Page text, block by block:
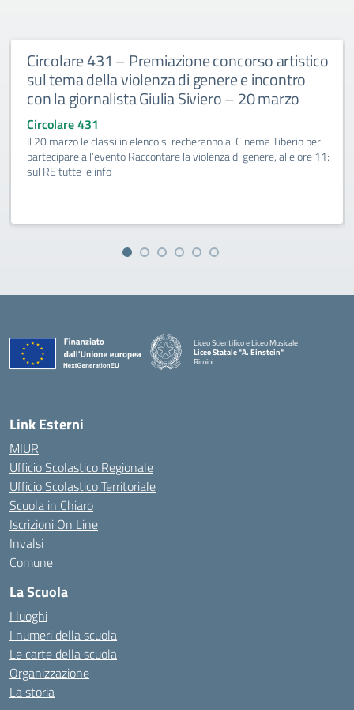
Circolare 431 – Premiazione concorso artistico
sul tema della violenza di genere e incontro
con la giornalista Giulia Siviero – 20 marzo
Circolare 431
Il 20 marzo le classi in elenco si recheranno al Cinema Tiberio per
partecipare all’evento Raccontare la violenza di genere, alle ore 11:
sul RE tutte le info
Liceo Scientifico e Liceo Musicale
Liceo Statale "A. Einstein"
Rimini
Link Esterni
MIUR
Ufficio Scolastico Regionale
Ufficio Scolastico Territoriale
Scuola in Chiaro
Iscrizioni On Line
Invalsi
Comune
La Scuola
I luoghi
I numeri della scuola
Le carte della scuola
Organizzazione
La storia